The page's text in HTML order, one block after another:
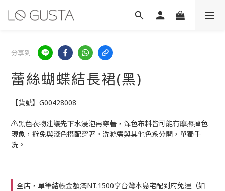
分享到
蕾絲蝴蝶結長裙(黑)
【貨號】G00428008
⚠️黑色衣物建議先下水浸泡再穿著，深色布料皆可能有摩擦掉色
現象，避免與淺色搭配穿著。洗滌需與其他色系分開，單獨手
洗。
全店，單筆結帳金額滿NT.1500享台灣本島宅配到府免運（如